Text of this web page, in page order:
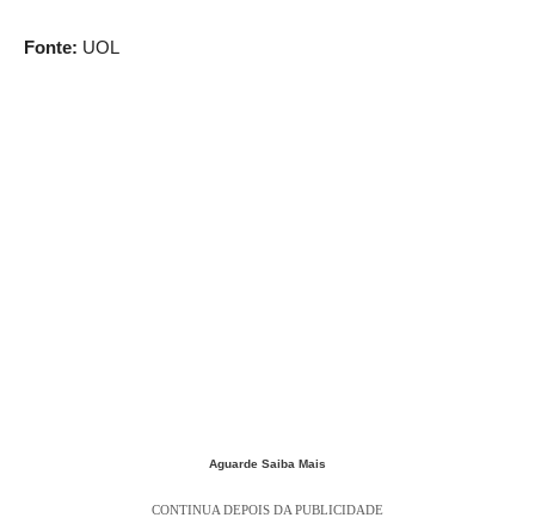
Fonte: UOL
Aguarde Saiba Mais
CONTINUA DEPOIS DA PUBLICIDADE